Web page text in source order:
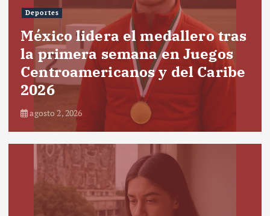
Deportes
México lidera el medallero tras
la primera semana en Juegos
Centroamericanos y del Caribe
2026
agosto 2, 2026